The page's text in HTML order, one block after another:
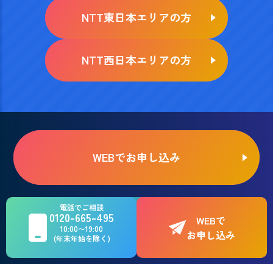
電話でご相談
0120-665-495
10:00〜19:00
(年末年始を除く)
WEBで
お申し込み
NTT東日本エリアの方
NTT西日本エリアの方
WEBでお申し込み
お電話でのご相談はこちら
0120-665-495
10:00〜19:00（年末年始を除く）